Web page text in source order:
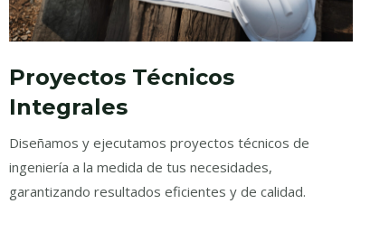
Proyectos Técnicos
Integrales
Diseñamos y ejecutamos proyectos técnicos de
ingeniería a la medida de tus necesidades,
garantizando resultados eficientes y de calidad.